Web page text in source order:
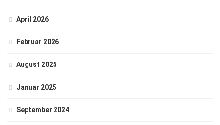
April 2026
Februar 2026
August 2025
Januar 2025
September 2024